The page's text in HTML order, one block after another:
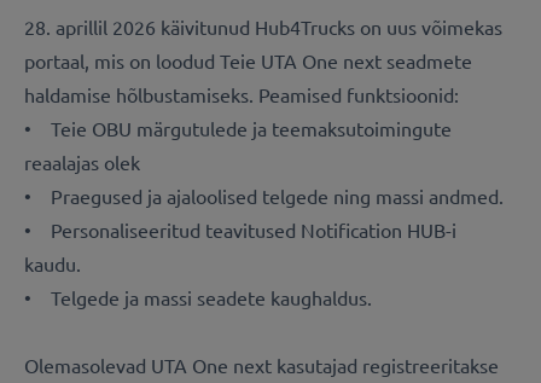
28. aprillil 2026 käivitunud Hub4Trucks on uus võimekas
portaal, mis on loodud Teie UTA One next seadmete
haldamise hõlbustamiseks. Peamised funktsioonid:
• Teie OBU märgutulede ja teemaksutoimingute
reaalajas olek
• Praegused ja ajaloolised telgede ning massi andmed.
• Personaliseeritud teavitused Notification HUB-i
kaudu.
• Telgede ja massi seadete kaughaldus.
Olemasolevad UTA One next kasutajad registreeritakse